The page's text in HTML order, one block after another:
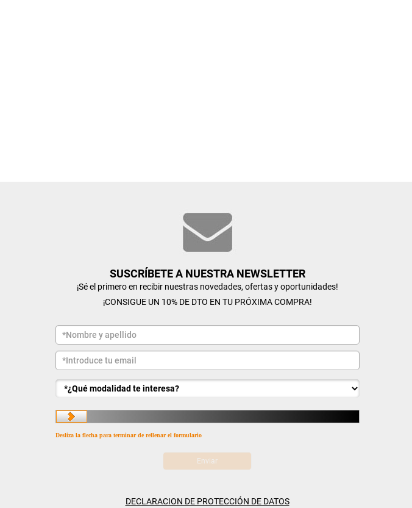
SUSCRÍBETE A NUESTRA NEWSLETTER
¡Sé el primero en recibir nuestras novedades, ofertas y oportunidades!
¡CONSIGUE UN 10% DE DTO EN TU PRÓXIMA COMPRA!
Desliza la flecha para terminar de rellenar el formulario
DECLARACION DE PROTECCIÓN DE DATOS